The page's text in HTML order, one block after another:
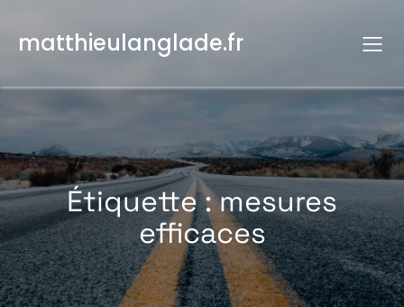
contenu
matthieulanglade.fr
Étiquette :mesures
efficaces